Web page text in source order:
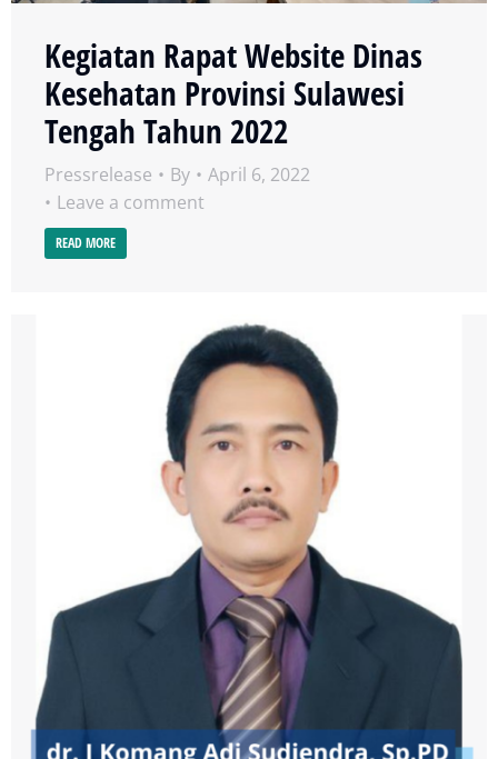
Kegiatan Rapat Website Dinas
Kesehatan Provinsi Sulawesi
Tengah Tahun 2022
Pressrelease By
April 6, 2022
Leave a comment
READ MORE